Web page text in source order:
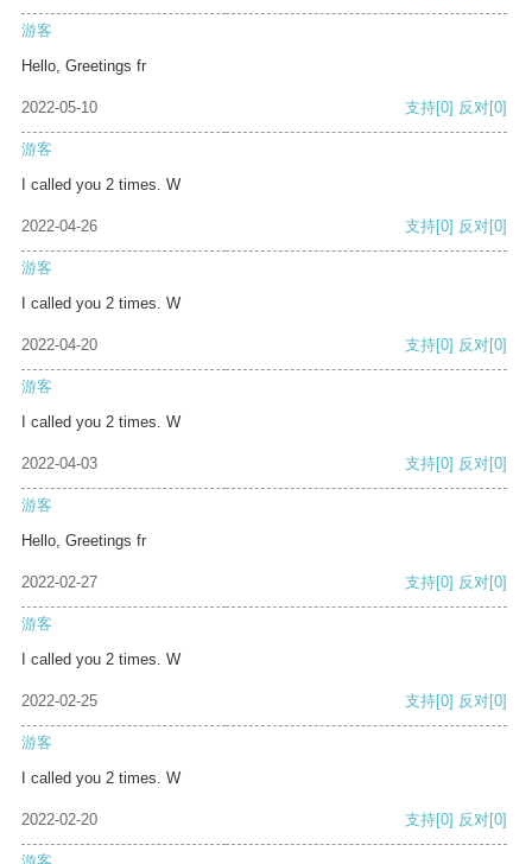
游客
Hello, Greetings fr
2022-05-10 支持[0] 反对[0]
游客
I called you 2 times. W
2022-04-26 支持[0] 反对[0]
游客
I called you 2 times. W
2022-04-20 支持[0] 反对[0]
游客
I called you 2 times. W
2022-04-03 支持[0] 反对[0]
游客
Hello, Greetings fr
2022-02-27 支持[0] 反对[0]
游客
I called you 2 times. W
2022-02-25 支持[0] 反对[0]
游客
I called you 2 times. W
2022-02-20 支持[0] 反对[0]